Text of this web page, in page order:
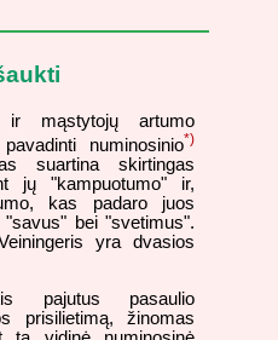
ir mąstytojų artumo
numinosinio*)
suartina skirtingas
jų "kampuotumo" ir,
kas padaro juos
bei "svetimus".
yra dvasios
pajutus pasaulio
prisilietimą, žinomas